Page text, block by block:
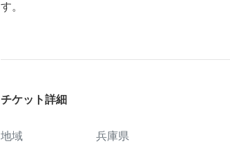
す。
チケット詳細
地域 兵庫県